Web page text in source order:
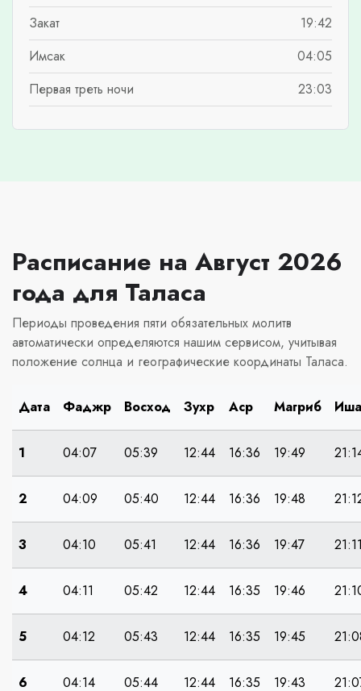
Закат
19:42
Имсак
04:05
Первая треть ночи
23:03
Расписание на Август 2026
года для Таласа
Периоды проведения пяти обязательных молитв
автоматически определяются нашим сервисом, учитывая
положение солнца и географические координаты Таласа.
Дата Фаджр Восход Зухр Аср Магриб Иша
1 04:07 05:39 12:44 16:36 19:49
2 04:09 05:40 12:44 16:36 19:48
3 04:10 05:41 12:44 16:36 19:47
4 04:11 05:42 12:44 16:35 19:46
5 04:12 05:43 12:44 16:35 19:45
6 04:14 05:44 12:44 16:35 19:43